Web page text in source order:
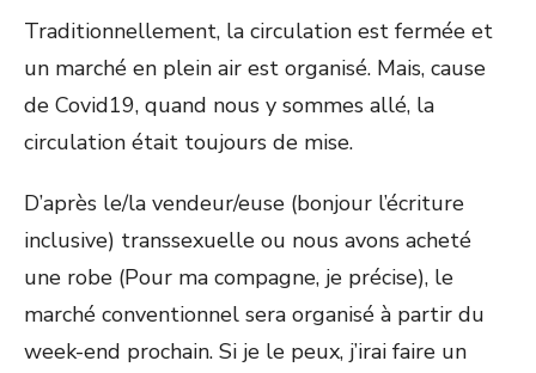
Traditionnellement, la circulation est fermée et
un marché en plein air est organisé. Mais, cause
de Covid19, quand nous y sommes allé, la
circulation était toujours de mise.
D’après le/la vendeur/euse (bonjour l’écriture
inclusive) transsexuelle ou nous avons acheté
une robe (Pour ma compagne, je précise), le
marché conventionnel sera organisé à partir du
week-end prochain. Si je le peux, j’irai faire un